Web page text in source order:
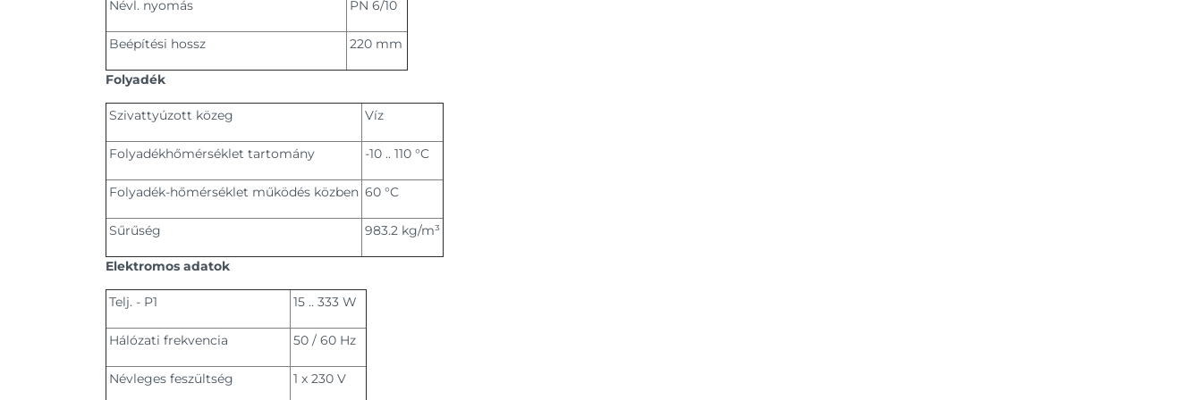
Névl. nyomás PN 6/10
Beépítési hossz 220 mm
Folyadék
Szivattyúzott közeg Víz
Folyadékhőmérséklet tartomány -10 .. 110 °C
Folyadék-hőmérséklet működés közben 60 °C
Sűrűség 983.2 kg/m³
Elektromos adatok
Telj. - P1 15 .. 333 W
Hálózati frekvencia 50 / 60 Hz
Névleges feszültség 1 x 230 V